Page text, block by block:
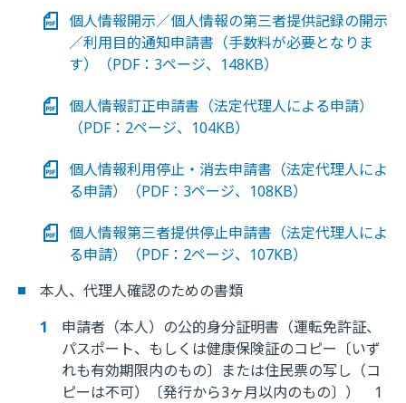
個人情報開示／個人情報の第三者提供記録の開示
／利用目的通知申請書（手数料が必要となりま
す）（PDF：3ページ、148KB）
個人情報訂正申請書（法定代理人による申請）
（PDF：2ページ、104KB）
個人情報利用停止・消去申請書（法定代理人によ
る申請）（PDF：3ページ、108KB）
個人情報第三者提供停止申請書（法定代理人によ
る申請）（PDF：2ページ、107KB）
本人、代理人確認のための書類
申請者（本人）の公的身分証明書（運転免許証、
パスポート、もしくは健康保険証のコピー〔いず
れも有効期限内のもの〕または住民票の写し（コ
ピーは不可）〔発行から3ヶ月以内のもの〕） 1